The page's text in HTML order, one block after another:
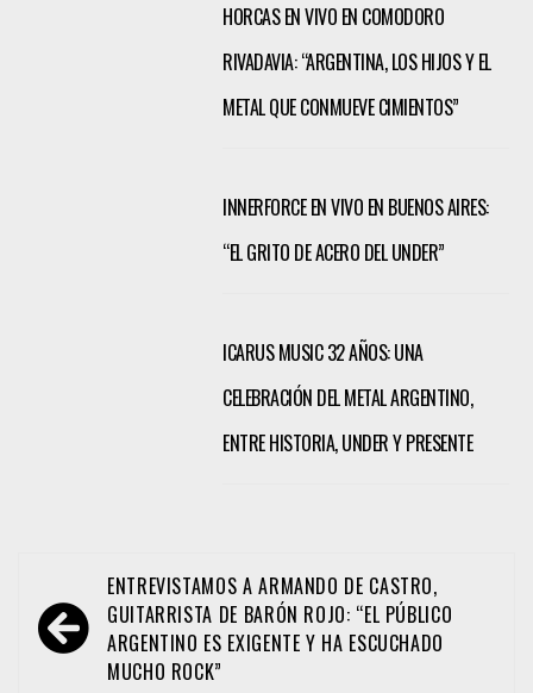
HORCAS EN VIVO EN COMODORO
RIVADAVIA: “ARGENTINA, LOS HIJOS Y EL
METAL QUE CONMUEVE CIMIENTOS”
INNERFORCE EN VIVO EN BUENOS AIRES:
“EL GRITO DE ACERO DEL UNDER”
ICARUS MUSIC 32 AÑOS: UNA
CELEBRACIÓN DEL METAL ARGENTINO,
ENTRE HISTORIA, UNDER Y PRESENTE
Navegación
de
entradas
ENTREVISTAMOS A ARMANDO DE CASTRO,
GUITARRISTA DE BARÓN ROJO: “EL PÚBLICO
ARGENTINO ES EXIGENTE Y HA ESCUCHADO
MUCHO ROCK”